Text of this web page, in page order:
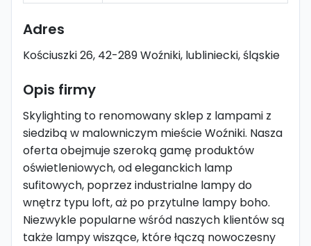
Adres
Kościuszki 26, 42-289 Woźniki, lubliniecki, śląskie
Opis firmy
Skylighting to renomowany sklep z lampami z
siedzibą w malowniczym mieście Woźniki. Nasza
oferta obejmuje szeroką gamę produktów
oświetleniowych, od eleganckich lamp
sufitowych, poprzez industrialne lampy do
wnętrz typu loft, aż po przytulne lampy boho.
Niezwykle popularne wśród naszych klientów są
także lampy wiszące, które łączą nowoczesny